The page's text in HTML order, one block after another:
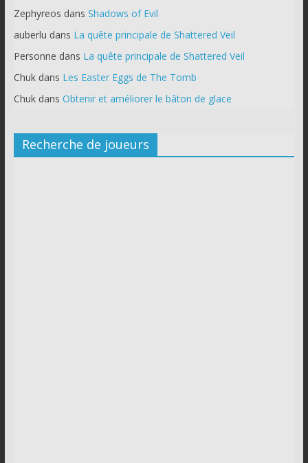
Zephyreos dans Shadows of Evil
auberlu dans La quête principale de Shattered Veil
Personne dans La quête principale de Shattered Veil
Chukdans Les Easter Eggs de The Tomb
Chukdans Obtenir et améliorer le bâton de glace
Recherche de joueurs